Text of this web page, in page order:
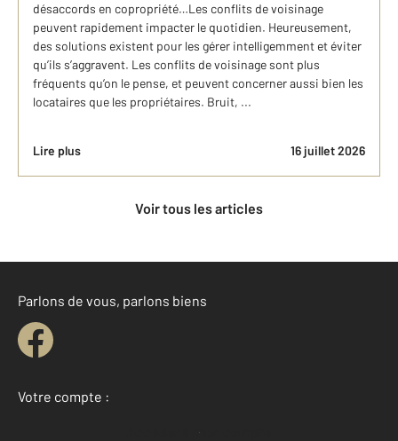
désaccords en copropriété…Les conflits de voisinage
peuvent rapidement impacter le quotidien. Heureusement,
des solutions existent pour les gérer intelligemment et éviter
qu’ils s’aggravent. Les conflits de voisinage sont plus
fréquents qu’on le pense, et peuvent concerner aussi bien les
locataires que les propriétaires. Bruit, ...
Lire plus 16 juillet 2026
Voir tous les articles
Parlons de vous, parlons biens
Votre compte :
Accéder à mon compte